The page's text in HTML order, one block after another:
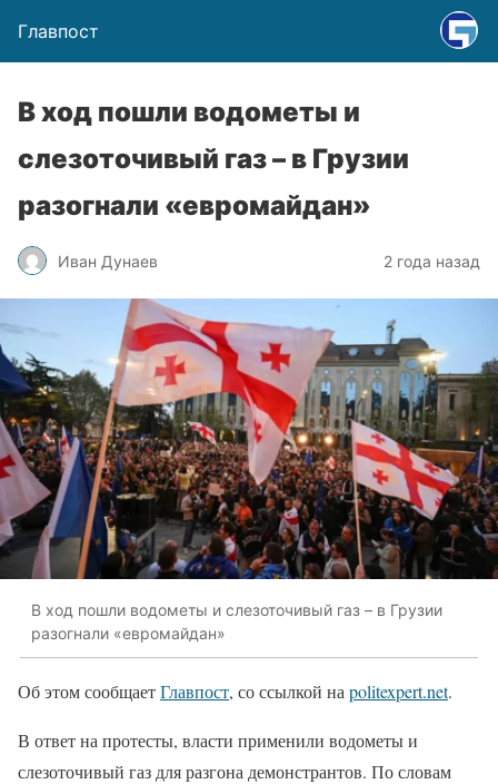
Главпост
В ход пошли водометы и
слезоточивый газ – в Грузии
разогнали «евромайдан»
Иван Дунаев 2 года назад
В ход пошли водометы и слезоточивый газ – в Грузии
разогнали «евромайдан»
Об этом сообщаетГлавпост, со ссылкой на politexpert.net.
В ответ на протесты, власти применили водометы и
слезоточивый газ для разгона демонстрантов. По словам